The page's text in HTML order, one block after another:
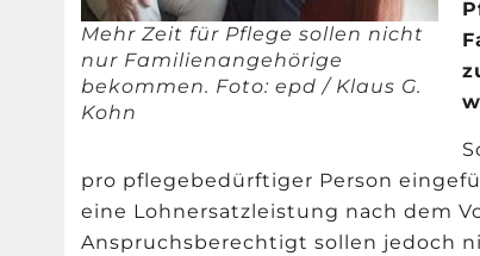
Mehr Zeit für Pflege sollen nicht
nur Familienangehörige
bekommen. Foto: epd / Klaus G.
Kohn
pro pflegebedürftiger Person
eine Lohnersatzleistung nach dem
Anspruchsberechtigt sollen jedoch